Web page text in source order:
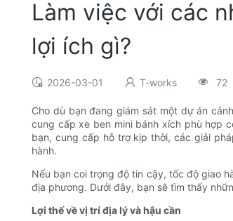
Làm việc với các
lợi ích gì?
2026-03-01 T-works 72
Cho dù bạn đang giám sát một dự án
cung cấp xe ben mini bánh xích phù hợp
bạn, cung cấp hỗ trợ kịp thời, các giải
hành.
Nếu bạn coi trọng độ tin cậy, tốc độ giao
địa phương. Dưới đây, bạn sẽ tìm thấy
Lợi thế về vị trí địa lý và hậu cần